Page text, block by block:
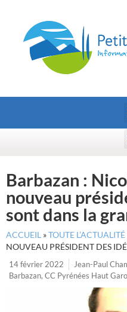
Barbazan :
nouveau
sont dans la
ACCUEIL »TOUTE L’ACTUALITÉ
NOUVEAU PRÉSIDENT DES
14 février 2022
Jean-Paul
Barbazan, CC Pyrénées Haut